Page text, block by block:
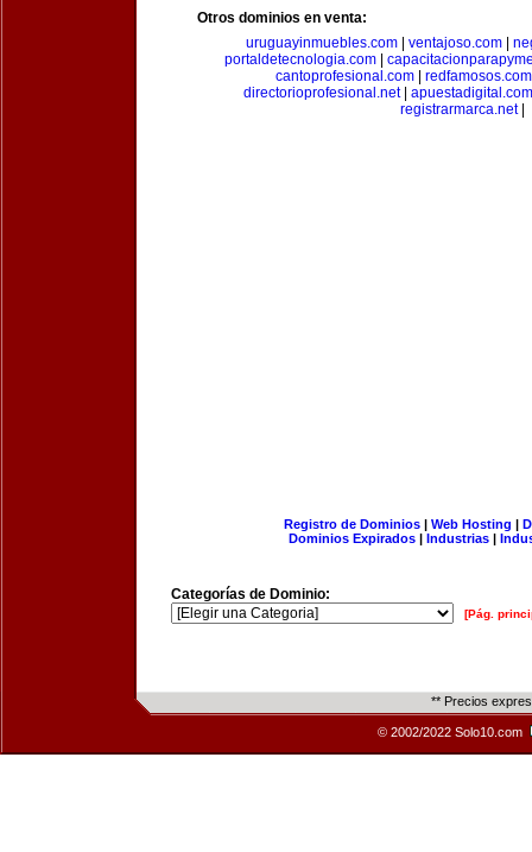
Otros dominios en venta:
uruguayinmuebles.com| ventajoso.com|
portaldetecnologia.com|
cantoprofesional.com
redfamosos.com
directorioprofesional.net| apuestadigital.com
registrarmarca.net|
Registro de Dominios| Web Hosting |
Dominios Expirados | Industrias |
Categorías de Dominio:
[Pág.
** Precios
© 2002/2022 Solo10.com